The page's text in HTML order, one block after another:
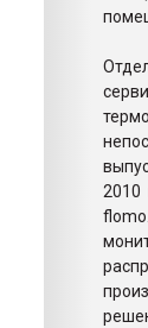
2010